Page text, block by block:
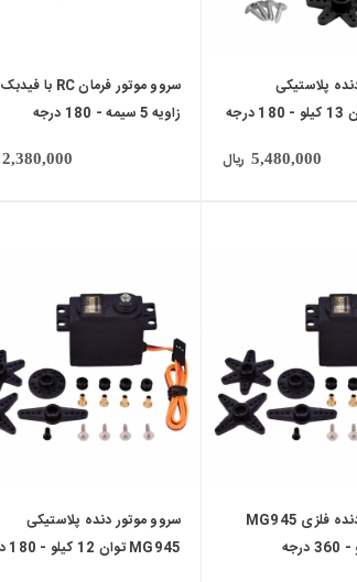
پلاستیکی
5,480,000 ریال
سروو موتور فرمان RC با فیدبک
زاویه 5 سیمه - 180 درجه
2,380,000
سروو موتور دنده فلزی MG945
سروو موتور دنده پلاستیکی
MG945 توان 12 کیلو - 180 درجه